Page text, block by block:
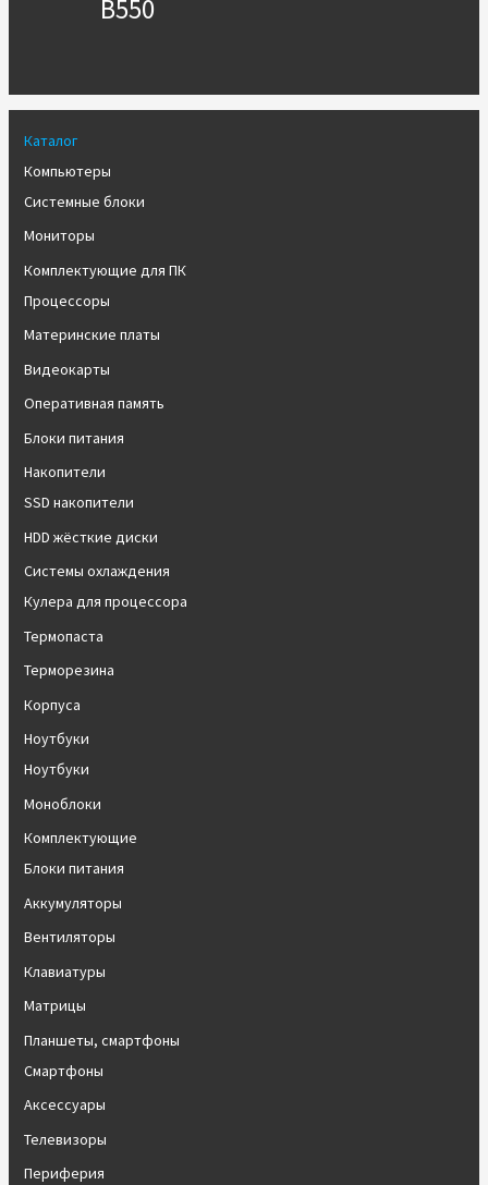
Каталог
Компьютеры
Системные блоки
Мониторы
Комплектующие для ПК
Процессоры
Материнские платы
Видеокарты
Оперативная память
Блоки питания
Накопители
SSD накопители
HDD жёсткие диски
Системы охлаждения
Кулера для процессора
Термопаста
Терморезина
Корпуса
Ноутбуки
Ноутбуки
Моноблоки
Комплектующие
Блоки питания
Аккумуляторы
Вентиляторы
Клавиатуры
Матрицы
Планшеты, смартфоны
Смартфоны
Аксессуары
Телевизоры
Периферия
B550